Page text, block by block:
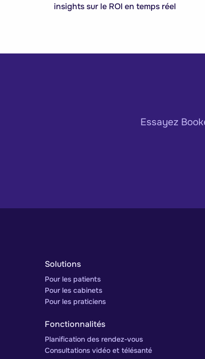
insights sur le ROI en temps réel
Essayez
Solutions
Pour les patients
Pour les cabinets
Pour les praticiens
Fonctionnalités
Planification des rendez-vous
Consultations vidéo et télésanté